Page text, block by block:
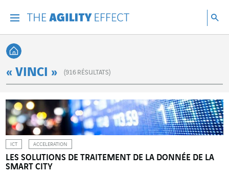
Retour à l'accueil
« VINCI » (916 RÉSULTATS)
ICT ACCELERATION
LES SOLUTIONS DE TRAITEMENT DE LA DONNÉE DE LA
SMART CITY